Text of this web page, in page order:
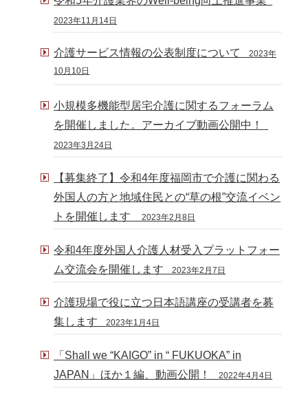
2023年11月14日
介護サービス情報の公表制度について 2023年
10月10日
小規模多機能型居宅介護に関するフォーラム
を開催しました。アーカイブ動画公開中！
2023年3月24日
【募集終了】令和4年度福岡市で介護に関わる
外国人の方と地域住民との“草の根”交流イベン
トを開催します
2023年2月8日
令和4年度外国人介護人材受入プラットフォー
ム交流会を開催します
2023年2月7日
介護現場で役に立つ日本語講座の受講者を募
集します
2023年1月4日
「Shall we “KAIGO” in “ FUKUOKA” in
JAPAN」ほか１編、動画公開！
2022年4月4日